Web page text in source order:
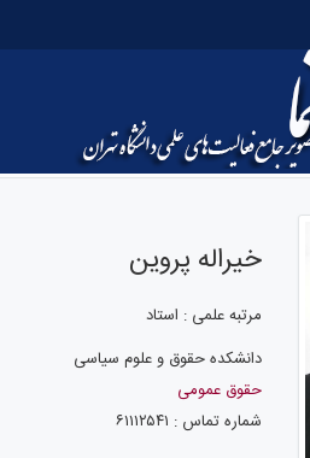
خیراله پروین
مرتبه علمی : استاد
دانشکده حقوق و علوم سیاسی
حقوق عمومی
شماره تماس : ۶۱۱۱۲۵۴۱